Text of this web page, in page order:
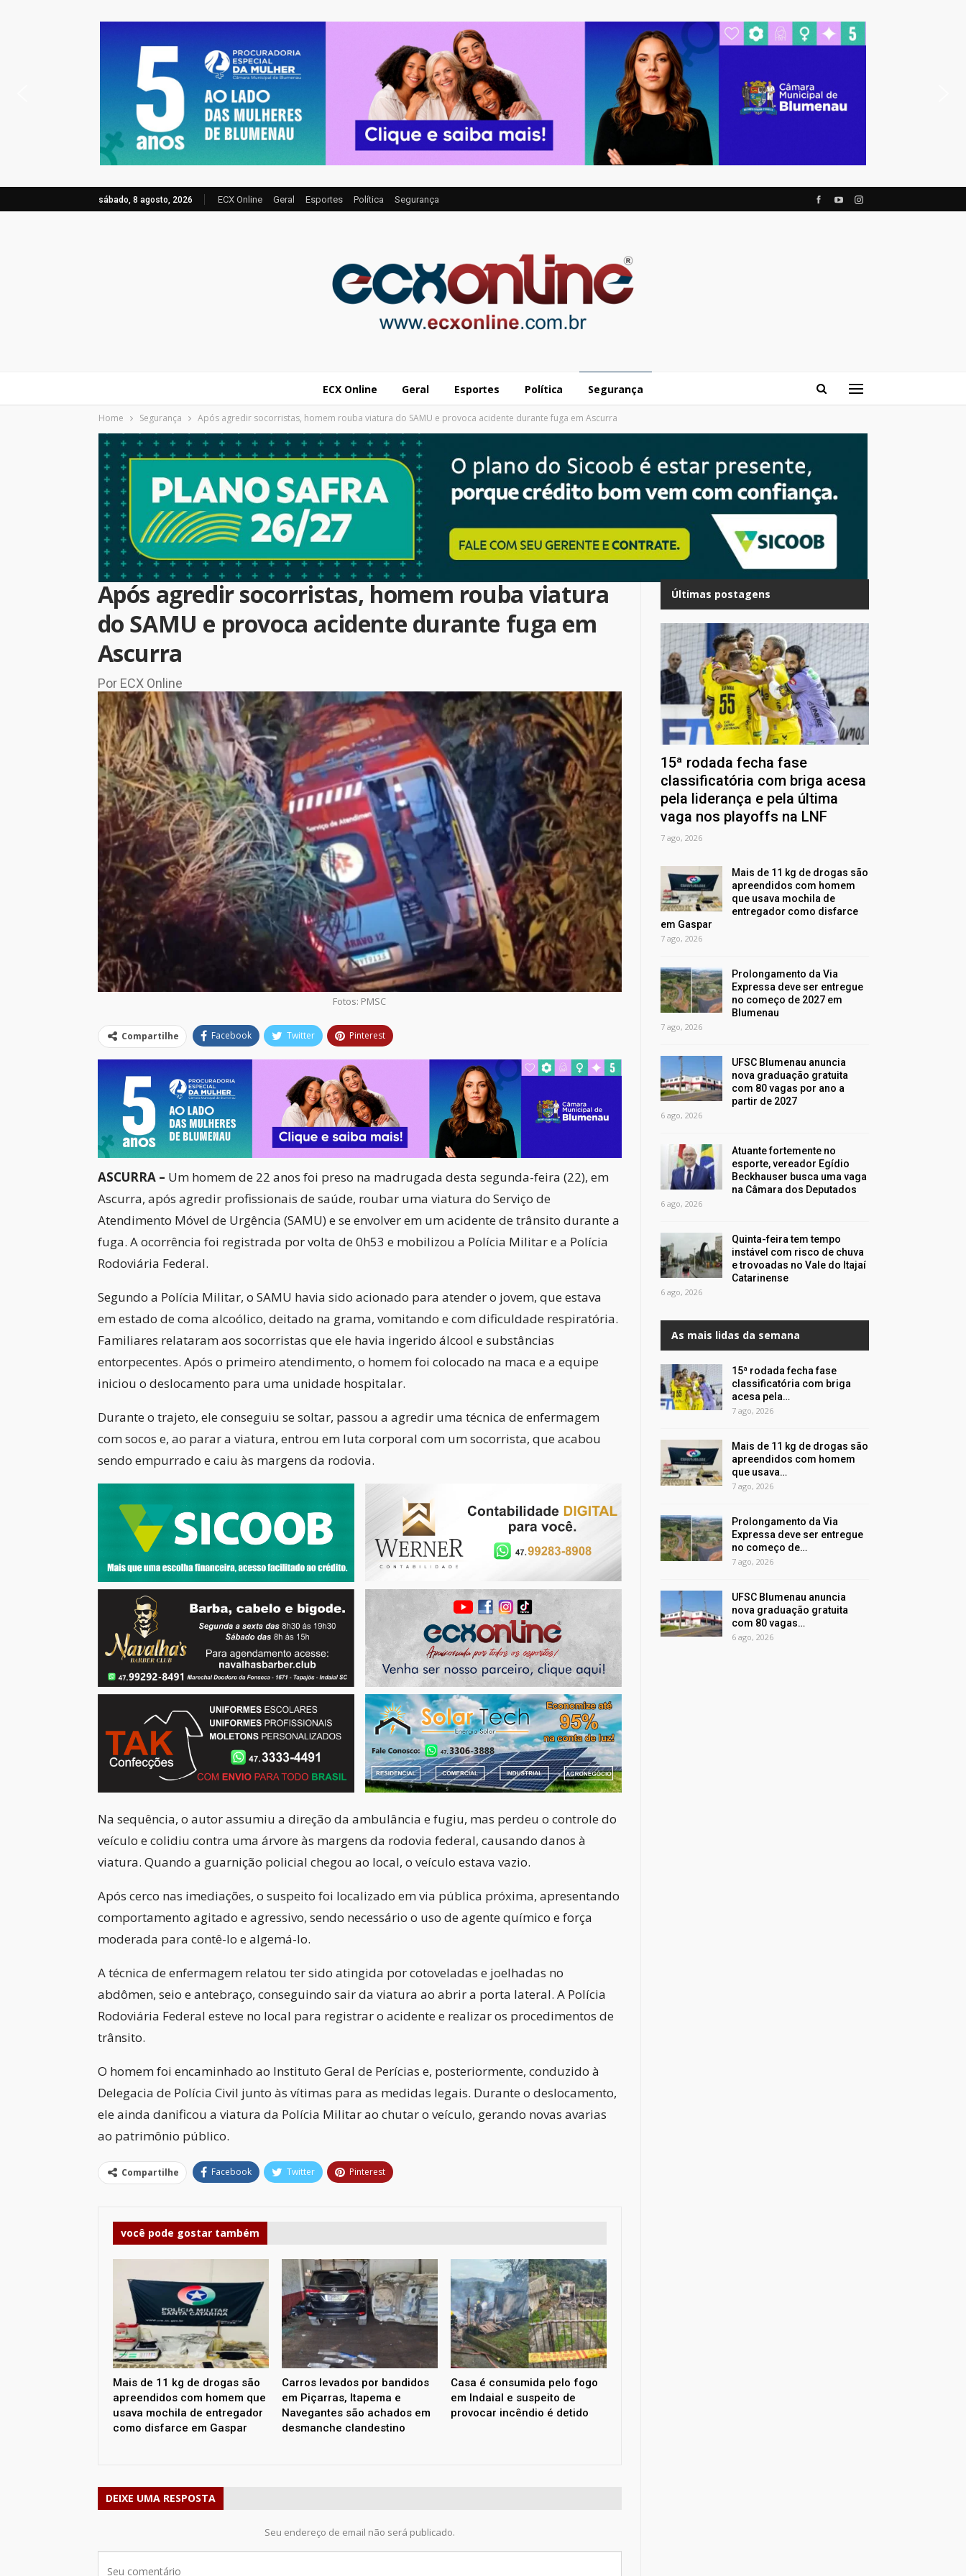
sábado, 8 agosto, 2026 ECX Online Geral Esportes Política Segurança
ECX Online Geral Esportes Política Segurança
Home Segurança Após agredir socorristas, homem rouba viatura do SAMU e provoca acidente durante fuga em Ascurra
Após agredir socorristas, homem rouba viatura
do SAMU e provoca acidente durante fuga em
Ascurra
Por ECX Online
Fotos: PMSC
Compartilhe Facebook Twitter Pinterest
ASCURRA – Um homem de 22 anos foi preso na madrugada desta segunda-feira (22), em
Ascurra, após agredir profissionais de saúde, roubar uma viatura do Serviço de
Atendimento Móvel de Urgência (SAMU) e se envolver em um acidente de trânsito durante a
fuga. A ocorrência foi registrada por volta de 0h53 e mobilizou a Polícia Militar e a Polícia
Rodoviária Federal.
Segundo a Polícia Militar, o SAMU havia sido acionado para atender o jovem, que estava
em estado de coma alcoólico, deitado na grama, vomitando e com dificuldade respiratória.
Familiares relataram aos socorristas que ele havia ingerido álcool e substâncias
entorpecentes. Após o primeiro atendimento, o homem foi colocado na maca e a equipe
iniciou o deslocamento para uma unidade hospitalar.
Durante o trajeto, ele conseguiu se soltar, passou a agredir uma técnica de enfermagem
com socos e, ao parar a viatura, entrou em luta corporal com um socorrista, que acabou
sendo empurrado e caiu às margens da rodovia.
Na sequência, o autor assumiu a direção da ambulância e fugiu, mas perdeu o controle do
veículo e colidiu contra uma árvore às margens da rodovia federal, causando danos à
viatura. Quando a guarnição policial chegou ao local, o veículo estava vazio.
Após cerco nas imediações, o suspeito foi localizado em via pública próxima, apresentando
comportamento agitado e agressivo, sendo necessário o uso de agente químico e força
moderada para contê-lo e algemá-lo.
A técnica de enfermagem relatou ter sido atingida por cotoveladas e joelhadas no
abdômen, seio e antebraço, conseguindo sair da viatura ao abrir a porta lateral. A Polícia
Rodoviária Federal esteve no local para registrar o acidente e realizar os procedimentos de
trânsito.
O homem foi encaminhado ao Instituto Geral de Perícias e, posteriormente, conduzido à
Delegacia de Polícia Civil junto às vítimas para as medidas legais. Durante o deslocamento,
ele ainda danificou a viatura da Polícia Militar ao chutar o veículo, gerando novas avarias
ao patrimônio público.
Compartilhe Facebook Twitter Pinterest
você pode gostar também
Mais de 11 kg de drogas são
apreendidos com homem que
usava mochila de entregador
como disfarce em Gaspar
Carros levados por bandidos
em Piçarras, Itapema e
Navegantes são achados em
desmanche clandestino
Casa é consumida pelo fogo
em Indaial e suspeito de
provocar incêndio é detido
DEIXE UMA RESPOSTA
Seu endereço de email não será publicado.
Últimas postagens
15ª rodada fecha fase
classificatória com briga acesa
pela liderança e pela última
vaga nos playoffs na LNF
7 ago, 2026
Mais de 11 kg de drogas são
apreendidos com homem
que usava mochila de
entregador como disfarce
em Gaspar
7 ago, 2026
Prolongamento da Via
Expressa deve ser entregue
no começo de 2027 em
Blumenau
7 ago, 2026
UFSC Blumenau anuncia
nova graduação gratuita
com 80 vagas por ano a
partir de 2027
6 ago, 2026
Atuante fortemente no
esporte, vereador Egídio
Beckhauser busca uma vaga
na Câmara dos Deputados
6 ago, 2026
Quinta-feira tem tempo
instável com risco de chuva
e trovoadas no Vale do Itajaí
Catarinense
6 ago, 2026
As mais lidas da semana
15ª rodada fecha fase
classificatória com briga
acesa pela…
7 ago, 2026
Mais de 11 kg de drogas são
apreendidos com homem
que usava…
7 ago, 2026
Prolongamento da Via
Expressa deve ser entregue
no começo de…
7 ago, 2026
UFSC Blumenau anuncia
nova graduação gratuita
com 80 vagas…
6 ago, 2026